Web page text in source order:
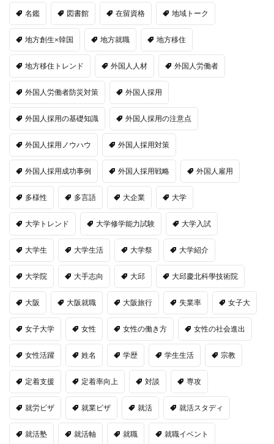
名鑑 図書館 在留資格 地域トーク
地方創生×韓国 地方就職 地方移住
地方移住トレンド 外国人人材 外国人労働者
外国人労働者防災対策 外国人採用
外国人採用の基礎知識 外国人採用の注意点
外国人採用ノウハウ 外国人採用対策
外国人採用成功事例 外国人採用戦略 外国人雇用
多様性 多言語 大企業 大学
大学トレンド 大学修学能力試験 大学入試
大学生 大学生活 大学祭 大学紹介
大学院 大手志向 大邱 大邱慶北科學技術院
大阪 大阪就職 大阪旅行 失業率 女子大
女子大学 女性 女性の働き方 女性の社会進出
女性活躍 姓名 学歴 学生生活 宗教
定着支援 定着率向上 対談 専攻
就労ビザ 就業ビザ 就活 就活スタディ
就活塾 就活軸 就職 就職イベント